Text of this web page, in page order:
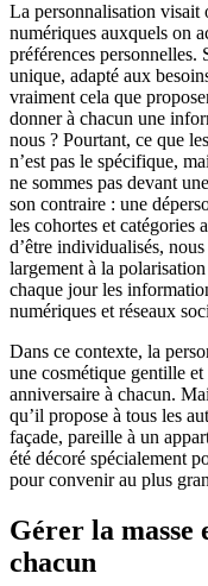
La personnalisation visait
numériques auxquels on
préférences personnelles.
unique, adapté aux
vraiment cela que
donner à chacun une
nous ? Pourtant, ce que
n’est pas le spécifique,
ne sommes pas devant
son contraire : une
les cohortes et catégories
d’être individualisés,
largement à la
chaque jour les
numériques et réseaux
Dans ce contexte, la
une cosmétique gentille
anniversaire à chacun.
qu’il propose à tous les
façade, pareille à un
été décoré spécialement
pour convenir au plus
Gérer la masse
chacun